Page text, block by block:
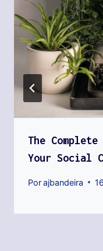
The
Your Social
Porajbandeira